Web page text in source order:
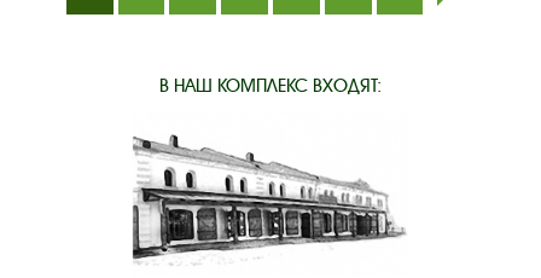
В НАШ КОМПЛЕКС ВХОДЯТ: